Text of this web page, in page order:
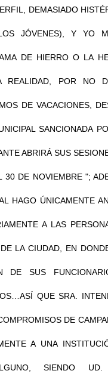
DEMASIADO
JÓVENES), Y YO
DE HIERRO O LA
REALIDAD, POR NO
DE VACACIONES,
SANCIONADA
ABRIRÁ SUS
30 DE NOVIEMBRE ";
HAGO ÚNICAMENTE
A LAS
LA CIUDAD, EN
DE SUS
QUE SRA.
DE
A UNA
SIENDO